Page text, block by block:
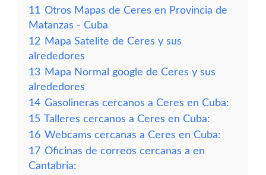
11 Otros Mapas de Ceres en Provincia de
Matanzas - Cuba
12 Mapa Satelite de Ceres y sus
alrededores
13 Mapa Normal google de Ceres y sus
alrededores
14 Gasolineras cercanos a Ceres en Cuba:
15 Talleres cercanos a Ceres en Cuba:
16 Webcams cercanas a Ceres en Cuba:
17 Oficinas de correos cercanas a en
Cantabria: